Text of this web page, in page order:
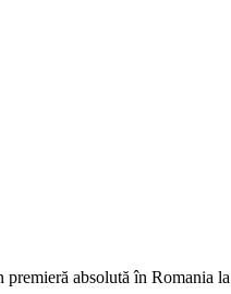
absolută în Romania